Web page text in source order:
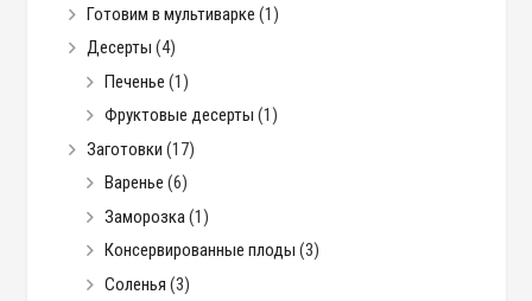
Готовим в мультиварке (1)
Десерты (4)
Печенье (1)
Фруктовые десерты (1)
Заготовки (17)
Варенье (6)
Заморозка(1)
Консервированные плоды (3)
Соленья (3)